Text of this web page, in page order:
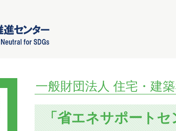
一般財団法人 住宅・建
「省エネサポート